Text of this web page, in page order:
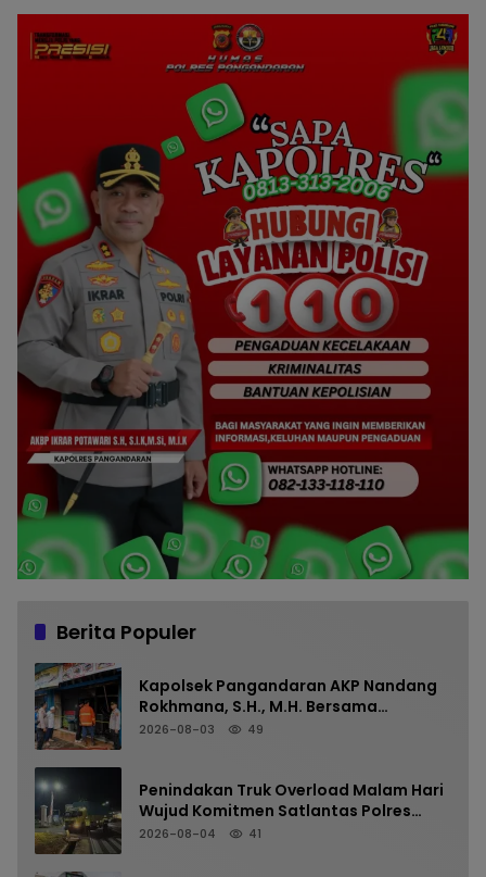
Berita Populer
Kapolsek Pangandaran AKP Nandang
Rokhmana, S.H., M.H. Bersama
Anggota Cek TKP Kebakaran Ruko
2026-08-03 49
Penindakan Truk Overload Malam Hari
Wujud Komitmen Satlantas Polres
Pangandaran Menjaga Keselamatan
2026-08-04 41